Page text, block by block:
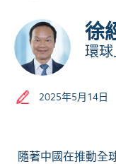
徐
環
2025年5月14日
隨著中國在推動全